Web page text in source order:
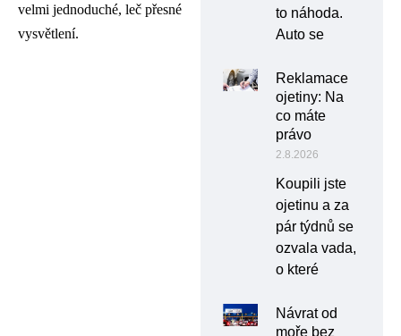
velmi jednoduché, leč přesné
vysvětlení.
to náhoda.
Auto se
Reklamace
ojetiny: Na
co máte
právo
2.8.2026
Koupili jste
ojetinu a za
pár týdnů se
ozvala vada,
o které
Návrat od
moře bez